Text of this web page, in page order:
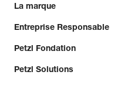
La marque
Entreprise Responsable
Petzl Fondation
Petzl Solutions